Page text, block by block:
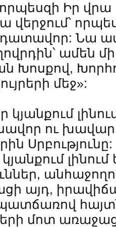
Իր վրա
վերջում՝
Նա
ամեն
Խոսքով,
մեջ»:
ու
լինում
այդ,
մոտ